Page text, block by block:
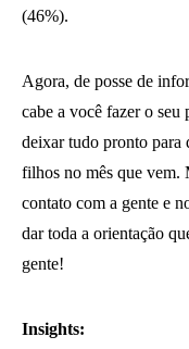
(46%).
Agora, de posse de
cabe a você fazer o
deixar tudo pronto para
filhos no mês que vem.
contato com a gente e
dar toda a orientação
gente!
Insights: